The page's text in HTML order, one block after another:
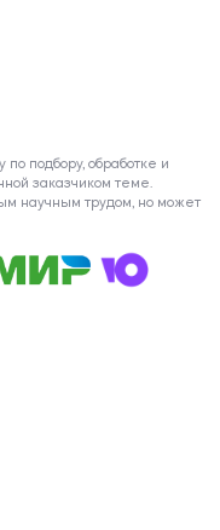
подбору, обработке и
заказчиком теме.
научным трудом, но может